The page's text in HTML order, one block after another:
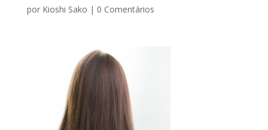
por Kioshi Sako | 0 Comentários